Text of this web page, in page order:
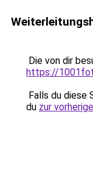
Die von dir
https://
Falls du diese
du zur